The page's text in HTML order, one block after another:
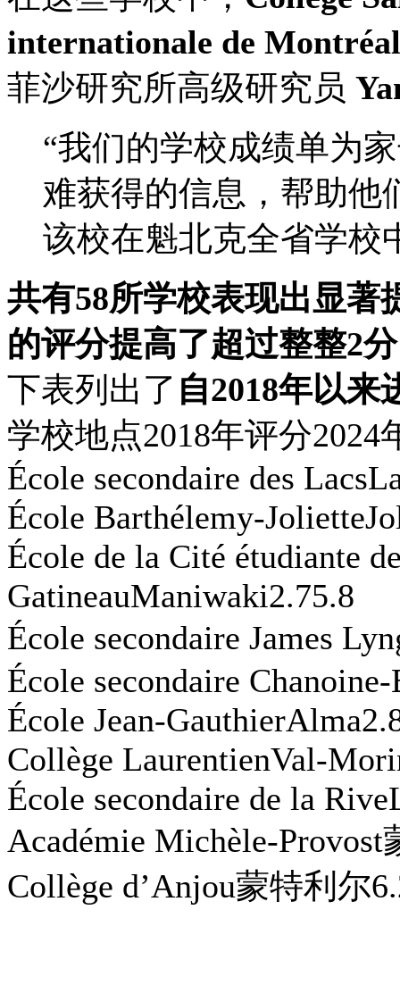
internationale de
菲沙研究所高级研究员
“我们的学校成绩单为
难获得的信息，帮助他
该校在魁北克全省学校
共有58所学校表现出显著
的评分提高了超过整整2分
下表列出了 自2018年以来
学校地点2018年评分2024
École secondaire des
École Barthélemy-
École de la Cité étudiante
GatineauManiwaki2.75.8
École secondaire James
École secondaire
École Jean-
Collège LaurentienVal-
École secondaire de la
Académie Michèle-Provost
Collège d’Anjou蒙特利尔